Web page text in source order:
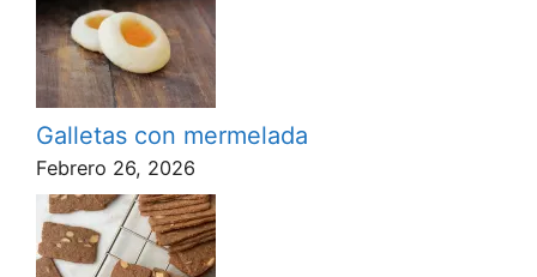
Galletas con mermelada
Febrero 26, 2026